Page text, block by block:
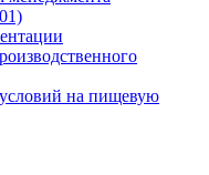
условий на пищевую